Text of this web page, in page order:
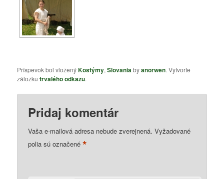
Príspevok bol vloženýKostýmy,Slovaniabyanorwen. Vytvorte
záložkutrvalého odkazu.
Pridaj komentár
Vaša e-mailová adresa nebude zverejnená. Vyžadované
polia sú označené*